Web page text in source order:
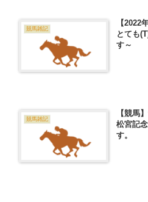
競馬雑記
【2022
とても
す～
競馬雑記
【競馬
松宮記
す。